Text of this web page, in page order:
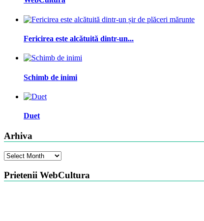
Fericirea este alcătuită dintr-un...
Schimb de inimi
Duet
Arhiva
Arhiva
Prietenii WebCultura